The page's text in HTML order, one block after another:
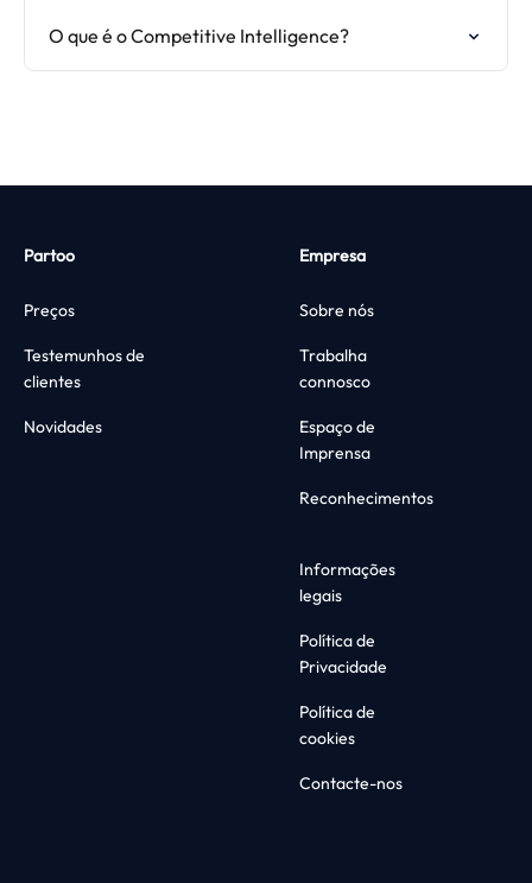
O que é o Competitive Intelligence?
Partoo
Preços
Testemunhos de
clientes
Novidades
Empresa
Sobre nós
Trabalha
connosco
Espaço de
Imprensa
Reconhecimentos
Informações
legais
Política de
Privacidade
Política de
cookies
Contacte-nos